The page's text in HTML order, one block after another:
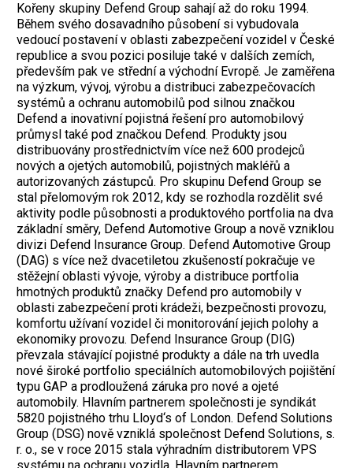
Kořeny skupiny Defend Group sahají až do roku 1994.
Během svého dosavadního působení si vybudovala
vedoucí postavení v oblasti zabezpečení vozidel v České
republice a svou pozici posiluje také v dalších zemích,
především pak ve střední a východní Evropě. Je zaměřena
na výzkum, vývoj, výrobu a distribuci zabezpečovacích
systémů a ochranu automobilů pod silnou značkou
Defend a inovativní pojistná řešení pro automobilový
průmysl také pod značkou Defend. Produkty jsou
distribuovány prostřednictvím více než 600 prodejců
nových a ojetých automobilů, pojistných makléřů a
autorizovaných zástupců. Pro skupinu Defend Group se
stal přelomovým rok 2012, kdy se rozhodla rozdělit své
aktivity podle působnosti a produktového portfolia na dva
základní směry, Defend Automotive Group a nově vzniklou
divizi Defend Insurance Group. Defend Automotive Group
(DAG) s více než dvacetiletou zkušeností pokračuje ve
stěžejní oblasti vývoje, výroby a distribuce portfolia
hmotných produktů značky Defend pro automobily v
oblasti zabezpečení proti krádeži, bezpečnosti provozu,
komfortu užívaní vozidel či monitorování jejich polohy a
ekonomiky provozu. Defend Insurance Group (DIG)
převzala stávající pojistné produkty a dále na trh uvedla
nové široké portfolio speciálních automobilových pojištění
typu GAP a prodloužená záruka pro nové a ojeté
automobily. Hlavním partnerem společnosti je syndikát
5820 pojistného trhu Lloyd‘s of London. Defend Solutions
Group (DSG) nově vzniklá společnost Defend Solutions, s.
r. o., se v roce 2015 stala výhradním distributorem VPS